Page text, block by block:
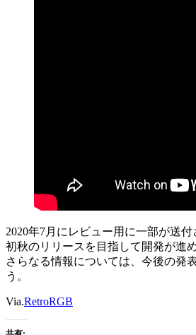
2020年7月にレビュー用に一部が送
初秋のリリースを目指して開発が進
さらなる情報については、今後の発
う。
Via.RetroRGB